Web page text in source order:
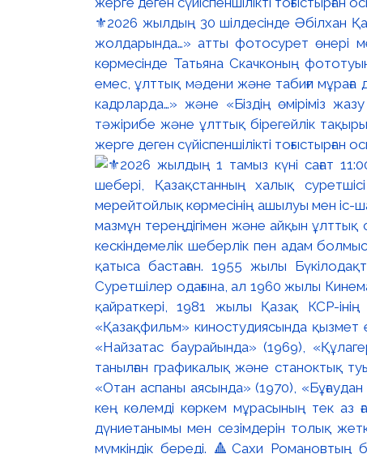
⚜️2026 жылдың 30 шілдесінде Әбілхан
жолдарында…» атты фотосурет өнері
көрмесінде Татьяна Скачконың
емес, ұлттық мәдени және табиғи мұраға
кадрларда…» және «Біздің өміріміз
тәжірибе және ұлттық бірегейлік
жерге деген сүйіспеншілікті